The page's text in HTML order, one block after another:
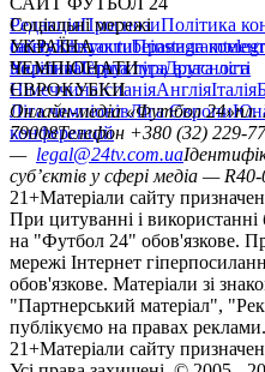
РедакціяПрогнозиПолітика
сайтуКонтактиПравила
політикаСтруктура власності
Соціальні мережі
facebookxyoutubeinstagram
УКРАЇНА
УкраїнаПерша лігаДруга ліга
ЧЕМПІОНАТИ
НімеччинаІспаніяАнгліяІталія
ЄВРОКУБКИ
Ліга чемпіонівЛіга Європи
конференцій
Онлайн-медіа «Футбол 24»пл.
79008Телефон +380 (32) 229-
— legal@24tv.com.ua
суб’єктів у сфері медіа —
21+Матеріали сайту
При цитуванні і використанні
на "Футбол 24" обов'язкове.
мережі Інтернет
обов'язкове. Матеріали зі
"Партнерський матеріал",
публікуємо на правах реклами.
21+Матеріали сайту